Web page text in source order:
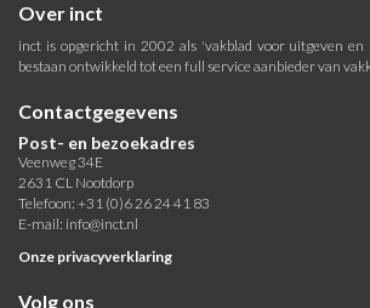
Over inct
inct is opgericht in 2002 als 'vakblad voor uitgeven
bestaan ontwikkeld tot een full service aanbieder van
Contactgegevens
Post- en bezoekadres
Veenweg 34E
2631 CL Nootdorp
Telefoon: +31 (0)6 26 24 41 83
E-mail: info@inct.nl
Onze privacyverklaring
Volg ons